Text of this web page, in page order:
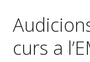
curs a